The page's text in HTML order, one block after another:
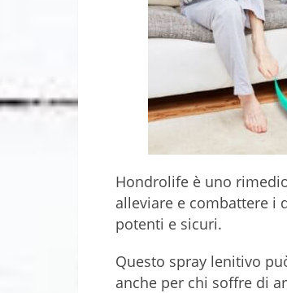
Hondrolife è uno
alleviare e combattere i
potenti e sicuri.
Questo spray lenitivo
anche per chi soffre di